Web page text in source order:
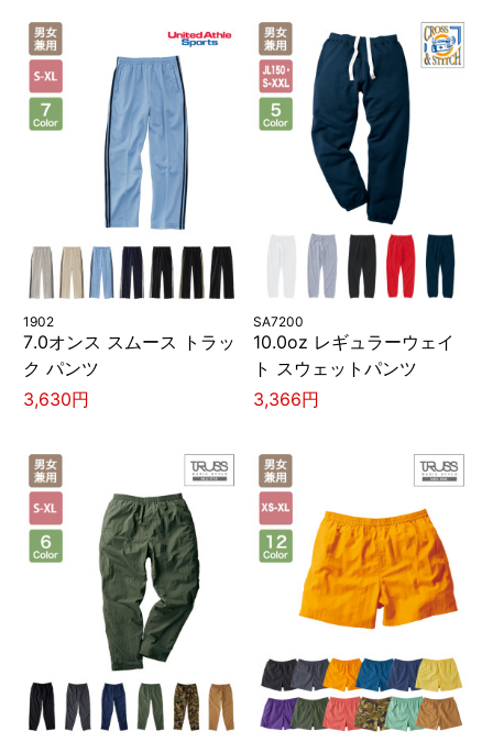
1902
7.0オンス スムース トラッ
ク パンツ
3,630円
SA7200
10.0oz レギュラーウェイ
ト スウェットパンツ
3,366円